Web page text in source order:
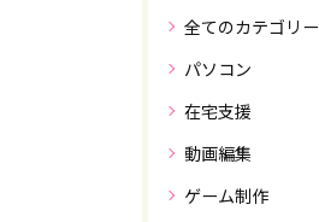
全てのカテゴリー
パソコン
在宅支援
動画編集
ゲーム制作